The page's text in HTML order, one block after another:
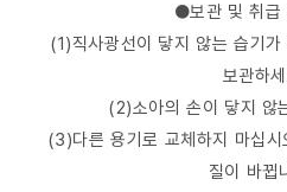
●보관 및 취급
(1)직사광선이 닿지 않는 습기
보관하
(2)소아의 손이 닿지 않
(3)다른 용기로 교체하지 마십
질이 바뀝